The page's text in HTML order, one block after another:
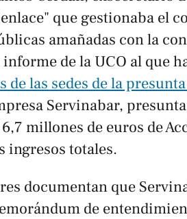
que gestionaba el
amañadas con la
de la UCO al que
de las sedes de la
Servinabar,
millones de euros de
ingresos totales.
documentan que
de